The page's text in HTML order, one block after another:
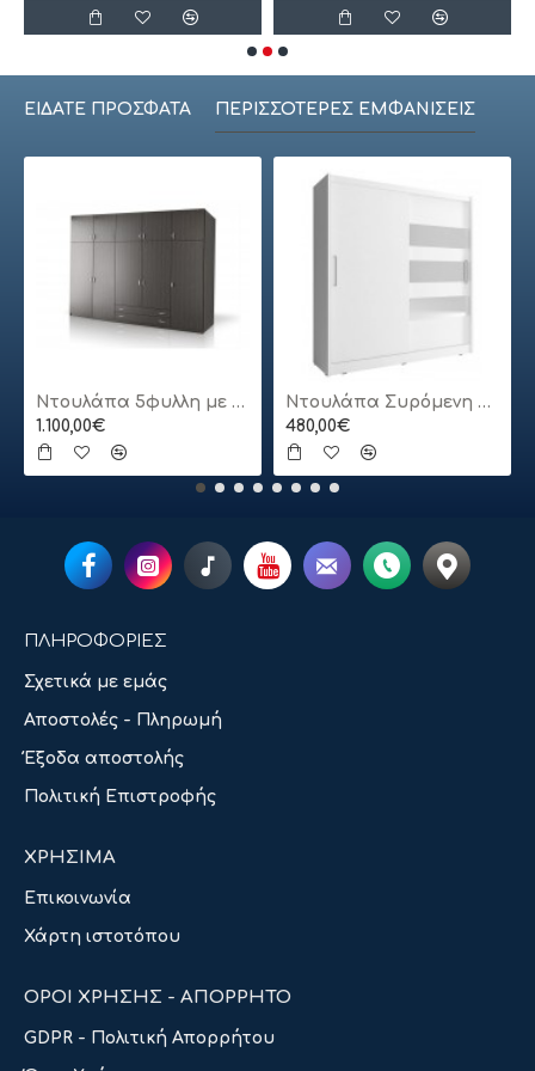
ΕΊΔΑΤΕ ΠΡΌΣΦΑΤΑ ΠΕΡΙΣΣΌΤΕΡΕΣ ΕΜΦΑΝΊΣΕΙΣ
Ντουλάπα 5φυλλη με πατάρι
1.100,00€
Ντουλάπα Συρόμενη 24113-MJ3-180 Χρώμα Λευκό 180x200x62cm
480,00€
ΠΛΗΡΟΦΟΡΙΕΣ
Σχετικά με εμάς
Αποστολές - Πληρωμή
Έξοδα αποστολής
Πολιτική Επιστροφής
ΧΡΗΣΙΜΑ
Επικοινωνία
Χάρτη ιστοτόπου
ΟΡΟΙ ΧΡΗΣΗΣ - ΑΠΟΡΡΗΤΟ
GDPR - Πολιτική Απορρήτου